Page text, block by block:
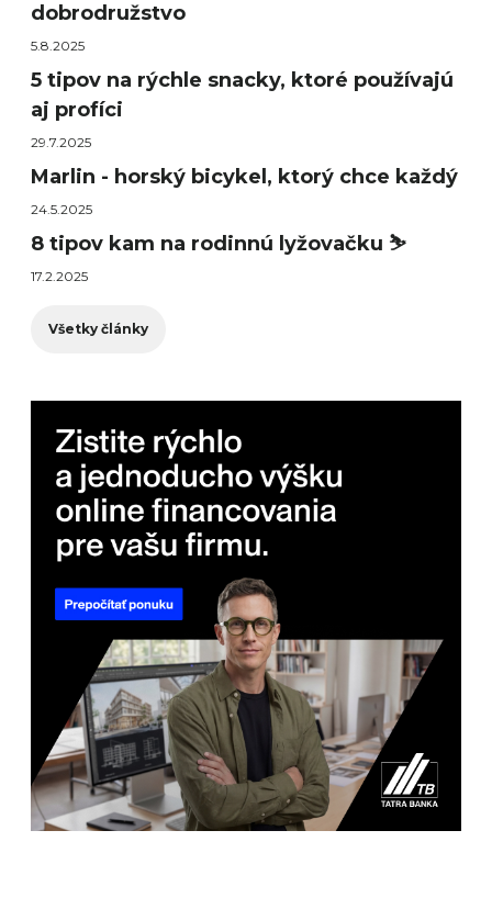
dobrodružstvo
5.8.2025
5 tipov na rýchle snacky, ktoré používajú
aj profíci
29.7.2025
Marlin - horský bicykel, ktorý chce každý
24.5.2025
8 tipov kam na rodinnú lyžovačku ⛷️
17.2.2025
Všetky články